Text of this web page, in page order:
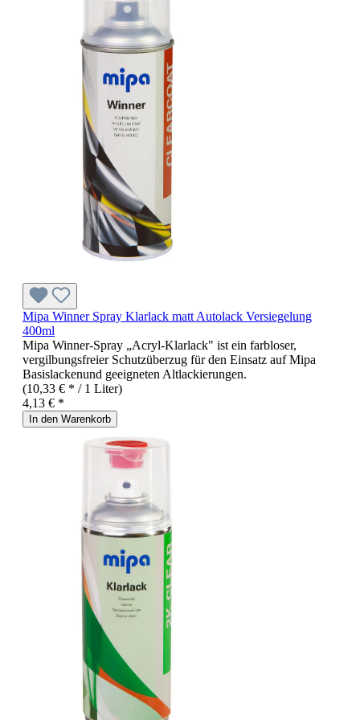
Mipa Winner Spray Klarlack matt Autolack Versiegelung
400ml
Mipa Winner-Spray „Acryl-Klarlack" ist ein farbloser,
vergilbungsfreier Schutzüberzug für den Einsatz auf Mipa
Basislackenund geeigneten Altlackierungen.
(10,33 € * / 1 Liter)
4,13 € *
In den Warenkorb